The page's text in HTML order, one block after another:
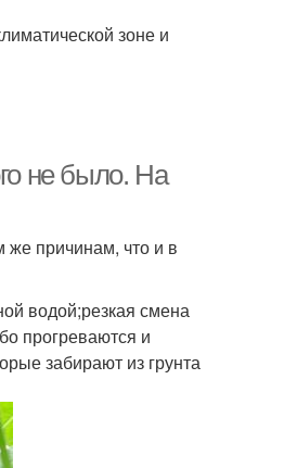
зоне и
не было. На
же причинам, что и в
водой;резкая смена
прогреваются и
забирают из грунта